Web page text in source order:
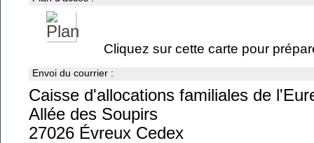
Cliquez sur cette carte pour
Envoi du courrier :
Caisse d'allocations familiales de
Allée des Soupirs
27026 Évreux Cedex